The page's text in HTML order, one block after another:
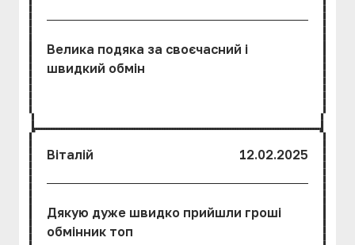
Велика подяка за своєчасний і
швидкий обмін
Віталій 12.02.2025
Дякую дуже швидко прийшли гроші
обмінник топ